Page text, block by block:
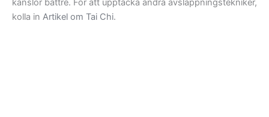
känslor bättre. För att upptäcka andra avslappningstekniker,
kolla in Artikel om Tai Chi.